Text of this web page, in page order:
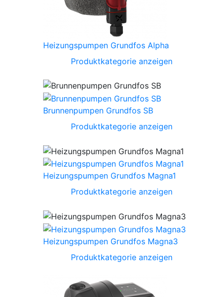
Heizungspumpen Grundfos Alpha
Produktkategorie anzeigen
Brunnenpumpen Grundfos SB
Produktkategorie anzeigen
Heizungspumpen Grundfos Magna1
Produktkategorie anzeigen
Heizungspumpen Grundfos Magna3
Produktkategorie anzeigen